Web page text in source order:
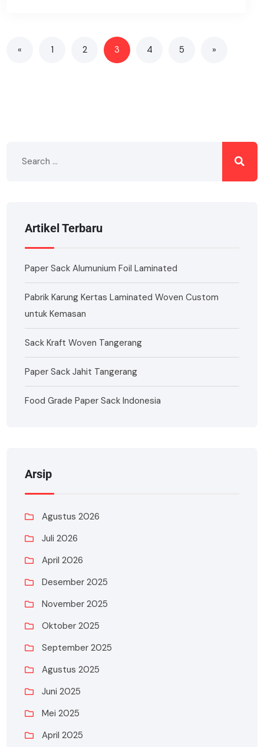
« 1 2 3 4 5 »
Artikel Terbaru
Paper Sack Alumunium Foil Laminated
Pabrik Karung Kertas Laminated Woven Custom
untuk Kemasan
Sack Kraft Woven Tangerang
Paper Sack Jahit Tangerang
Food Grade Paper Sack Indonesia
Arsip
Agustus 2026
Juli 2026
April 2026
Desember 2025
November 2025
Oktober 2025
September 2025
Agustus 2025
Juni 2025
Mei 2025
April 2025